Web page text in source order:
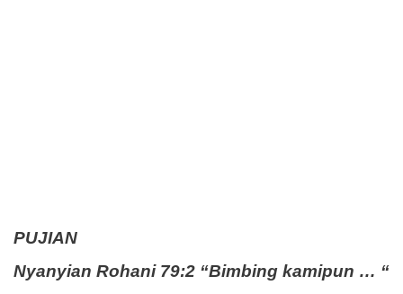
PUJIAN
Nyanyian Rohani 79:2 “Bimbing kamipun … “